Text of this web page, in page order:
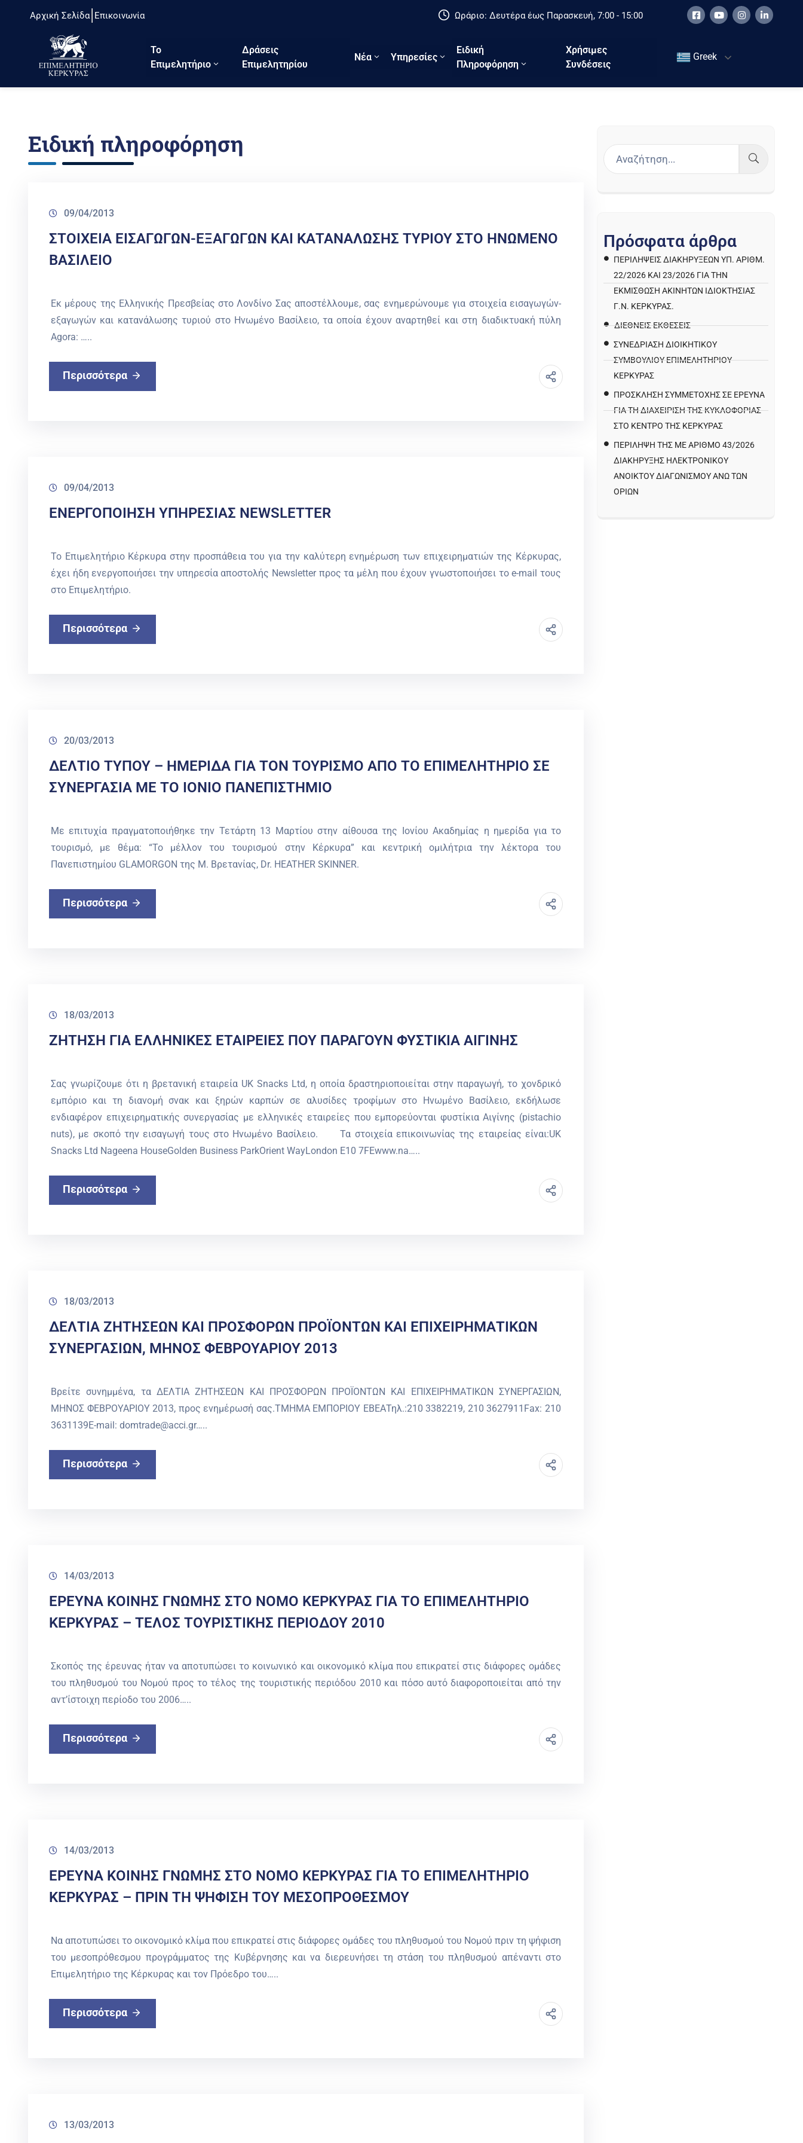
Αρχική Σελίδα Επικοινωνία Ωράριο: Δευτέρα έως Παρασκευή, 7:00 - 15:00
Το
Eπιμελητήριο
Δράσεις
Επιμελητηρίου
Νέα Υπηρεσίες
Ειδική
Πληροφόρηση
Χρήσιμες
Συνδέσεις
Greek
Ειδική πληροφόρηση
09/04/2013
ΣΤΟΙΧΕΙΑ ΕΙΣΑΓΩΓΩΝ-ΕΞΑΓΩΓΩΝ ΚΑΙ ΚΑΤΑΝΑΛΩΣΗΣ ΤΥΡΙΟΥ ΣΤΟ ΗΝΩΜΕΝΟ
ΒΑΣΙΛΕΙΟ
Εκ μέρους της Ελληνικής Πρεσβείας στο Λονδίνο Σας αποστέλλουμε, σας ενημερώνουμε για στοιχεία εισαγωγών-
εξαγωγών και κατανάλωσης τυριού στο Ηνωμένο Βασίλειο, τα οποία έχουν αναρτηθεί και στη διαδικτυακή πύλη
Agora: …..
Περισσότερα
09/04/2013
ΕΝΕΡΓΟΠΟΙΗΣΗ ΥΠΗΡΕΣΙΑΣ NEWSLETTER
Το Επιμελητήριο Κέρκυρα στην προσπάθεια του για την καλύτερη ενημέρωση των επιχειρηματιών της Κέρκυρας,
έχει ήδη ενεργοποιήσει την υπηρεσία αποστολής Newsletter προς τα μέλη που έχουν γνωστοποιήσει το e-mail τους
στο Επιμελητήριο.
Περισσότερα
20/03/2013
ΔΕΛΤΙΟ ΤΥΠΟΥ – ΗΜΕΡΙΔΑ ΓΙΑ ΤΟΝ ΤΟΥΡΙΣΜΟ ΑΠΟ ΤΟ ΕΠΙΜΕΛΗΤΗΡΙΟ ΣΕ
ΣΥΝΕΡΓΑΣΙΑ ΜΕ ΤΟ ΙΟΝΙΟ ΠΑΝΕΠΙΣΤΗΜΙΟ
Με επιτυχία πραγματοποιήθηκε την Τετάρτη 13 Μαρτίου στην αίθουσα της Ιονίου Ακαδημίας η ημερίδα για το
τουρισμό, με θέμα: “Το μέλλον του τουρισμού στην Κέρκυρα” και κεντρική ομιλήτρια την λέκτορα του
Πανεπιστημίου GLAMORGON της Μ. Βρετανίας, Dr. HEATHER SKINNER.
Περισσότερα
18/03/2013
ΖΗΤΗΣΗ ΓΙΑ ΕΛΛΗΝΙΚΕΣ ΕΤΑΙΡΕΙΕΣ ΠΟΥ ΠΑΡΑΓΟΥΝ ΦΥΣΤΙΚΙΑ ΑΙΓΙΝΗΣ
Σας γνωρίζουμε ότι η βρετανική εταιρεία UK Snacks Ltd, η οποία δραστηριοποιείται στην παραγωγή, το χονδρικό
εμπόριο και τη διανομή σνακ και ξηρών καρπών σε αλυσίδες τροφίμων στο Ηνωμένο Βασίλειο, εκδήλωσε
ενδιαφέρον επιχειρηματικής συνεργασίας με ελληνικές εταιρείες που εμπορεύονται φυστίκια Αιγίνης (pistachio
nuts), με σκοπό την εισαγωγή τους στο Ηνωμένο Βασίλειο. Τα στοιχεία επικοινωνίας της εταιρείας είναι:UK
Snacks Ltd Nageena HouseGolden Business ParkOrient WayLondon E10 7FEwww.na…..
Περισσότερα
18/03/2013
ΔΕΛΤΙΑ ΖΗΤΗΣΕΩΝ ΚΑΙ ΠΡΟΣΦΟΡΩΝ ΠΡΟΪΟΝΤΩΝ ΚΑΙ ΕΠΙΧΕΙΡΗΜΑΤΙΚΩΝ
ΣΥΝΕΡΓΑΣΙΩΝ, ΜΗΝΟΣ ΦΕΒΡΟΥΑΡΙΟΥ 2013
Βρείτε συνημμένα, τα ΔΕΛΤΙΑ ΖΗΤΗΣΕΩΝ ΚΑΙ ΠΡΟΣΦΟΡΩΝ ΠΡΟΪΟΝΤΩΝ ΚΑΙ ΕΠΙΧΕΙΡΗΜΑΤΙΚΩΝ ΣΥΝΕΡΓΑΣΙΩΝ,
ΜΗΝΟΣ ΦΕΒΡΟΥΑΡΙΟΥ 2013, προς ενημέρωσή σας.ΤΜΗΜΑ ΕΜΠΟΡΙΟΥ ΕΒΕΑΤηλ.:210 3382219, 210 3627911Fax: 210
3631139E-mail: domtrade@acci.gr…..
Περισσότερα
14/03/2013
ΕΡΕΥΝΑ ΚΟΙΝΗΣ ΓΝΩΜΗΣ ΣΤΟ ΝΟΜΟ ΚΕΡΚΥΡΑΣ ΓΙΑ ΤΟ ΕΠΙΜΕΛΗΤΗΡΙΟ
ΚΕΡΚΥΡΑΣ – ΤΕΛΟΣ ΤΟΥΡΙΣΤΙΚΗΣ ΠΕΡΙΟΔΟΥ 2010
Σκοπός της έρευνας ήταν να αποτυπώσει το κοινωνικό και οικονομικό κλίμα που επικρατεί στις διάφορες ομάδες
του πληθυσμού του Νομού προς το τέλος της τουριστικής περιόδου 2010 και πόσο αυτό διαφοροποιείται από την
αντ’ίστοιχη περίοδο του 2006…..
Περισσότερα
14/03/2013
ΕΡΕΥΝΑ ΚΟΙΝΗΣ ΓΝΩΜΗΣ ΣΤΟ ΝΟΜΟ ΚΕΡΚΥΡΑΣ ΓΙΑ ΤΟ ΕΠΙΜΕΛΗΤΗΡΙΟ
ΚΕΡΚΥΡΑΣ – ΠΡΙΝ ΤΗ ΨΗΦΙΣΗ ΤΟΥ ΜΕΣΟΠΡΟΘΕΣΜΟΥ
Να αποτυπώσει το οικονομικό κλίμα που επικρατεί στις διάφορες ομάδες του πληθυσμού του Νομού πριν τη ψήφιση
του μεσοπρόθεσμου προγράμματος της Κυβέρνησης και να διερευνήσει τη στάση του πληθυσμού απέναντι στο
Επιμελητήριο της Κέρκυρας και τον Πρόεδρο του…..
Περισσότερα
13/03/2013
Πρόσφατα άρθρα
ΠΕΡΙΛΉΨΕΙΣ ΔΙΑΚΗΡΎΞΕΩΝ ΥΠ. ΑΡΙΘΜ.
22/2026 ΚΑΙ 23/2026 ΓΙΑ ΤΗΝ
ΕΚΜΊΣΘΩΣΗ ΑΚΙΝΉΤΩΝ ΙΔΙΟΚΤΗΣΊΑΣ
Γ.Ν. ΚΈΡΚΥΡΑΣ.
ΔΙΕΘΝΕΙΣ ΕΚΘΕΣΕΙΣ
ΣΥΝΕΔΡΙΑΣΗ ΔΙΟΙΚΗΤΙΚΟΥ
ΣΥΜΒΟΥΛΙΟΥ ΕΠΙΜΕΛΗΤΗΡΙΟΥ
ΚΕΡΚΥΡΑΣ
ΠΡΌΣΚΛΗΣΗ ΣΥΜΜΕΤΟΧΉΣ ΣΕ ΈΡΕΥΝΑ
ΓΙΑ ΤΗ ΔΙΑΧΕΊΡΙΣΗ ΤΗΣ ΚΥΚΛΟΦΟΡΊΑΣ
ΣΤΟ ΚΈΝΤΡΟ ΤΗΣ ΚΈΡΚΥΡΑΣ
ΠΕΡΙΛΗΨΗ ΤΗΣ ΜΕ ΑΡΙΘΜΟ 43/2026
ΔΙΑΚΗΡΥΞΗΣ ΗΛΕΚΤΡΟΝΙΚΟΥ
ΑΝΟΙΚΤΟΥ ΔΙΑΓΩΝΙΣΜΟΥ ΑΝΩ ΤΩΝ
ΟΡΙΩΝ